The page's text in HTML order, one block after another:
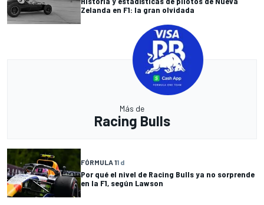
Zelanda en F1: la gran olvidada
Más de
Racing Bulls
FÓRMULA 11 d
Por qué el nivel de Racing Bulls ya no sorprende
en la F1, según Lawson